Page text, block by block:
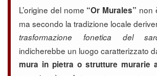
L’origine del nome “Or Murales” non
ma secondo la tradizione locale
trasformazione fonetica del
indicherebbe un luogo caratterizzato
mura in pietra o strutture murarie